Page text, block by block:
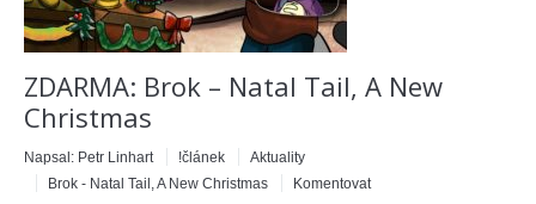
ZDARMA: Brok – Natal Tail, A New
Christmas
Napsal: Petr Linhart !článek
Aktuality
Brok - Natal Tail, A New Christmas
Komentovat